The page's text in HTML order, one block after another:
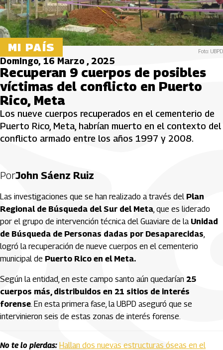
MI PAÍS Foto: UBPD
Domingo, 16 Marzo , 2025
Recuperan 9 cuerpos de posibles
víctimas del conflicto en Puerto
Rico, Meta
Los nueve cuerpos recuperados en el cementerio de
Puerto Rico, Meta, habrían muerto en el contexto del
conflicto armado entre los años 1997 y 2008.
PorJohn Sáenz Ruiz
Las investigaciones que se han realizado a través del Plan
Regional de Búsqueda del Sur del Meta, que es liderado
por el grupo de intervención técnica del Guaviare de la Unidad
de Búsqueda de Personas dadas por Desaparecidas,
logró la recuperación de nueve cuerpos en el cementerio
municipal de Puerto Rico en el Meta.
Según la entidad, en este campo santo aún quedarían 25
cuerpos más, distribuidos en 21 sitios de interés
forense. En esta primera fase, la UBPD aseguró que se
intervinieron seis de estas zonas de interés forense.
No te lo pierdas: Hallan dos nuevas estructuras óseas en el